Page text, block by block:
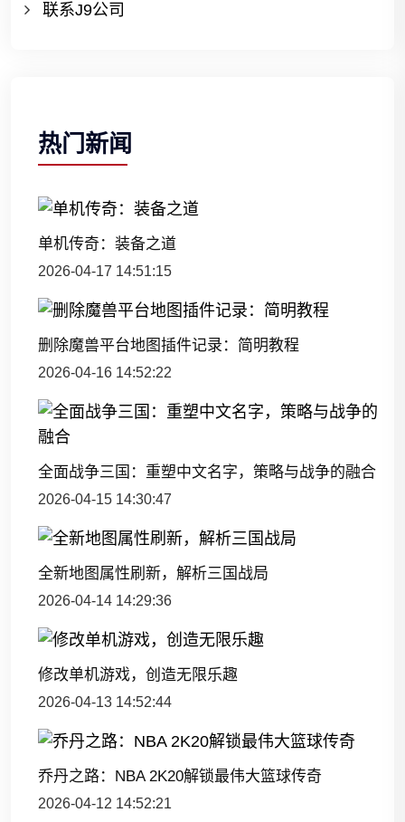
联系J9公司
热门新闻
单机传奇：装备之道
2026-04-17 14:51:15
删除魔兽平台地图插件记录：简明教程
2026-04-16 14:52:22
全面战争三国：重塑中文名字，策略与战争的融合
2026-04-15 14:30:47
全新地图属性刷新，解析三国战局
2026-04-14 14:29:36
修改单机游戏，创造无限乐趣
2026-04-13 14:52:44
乔丹之路：NBA 2K20解锁最伟大篮球传奇
2026-04-12 14:52:21